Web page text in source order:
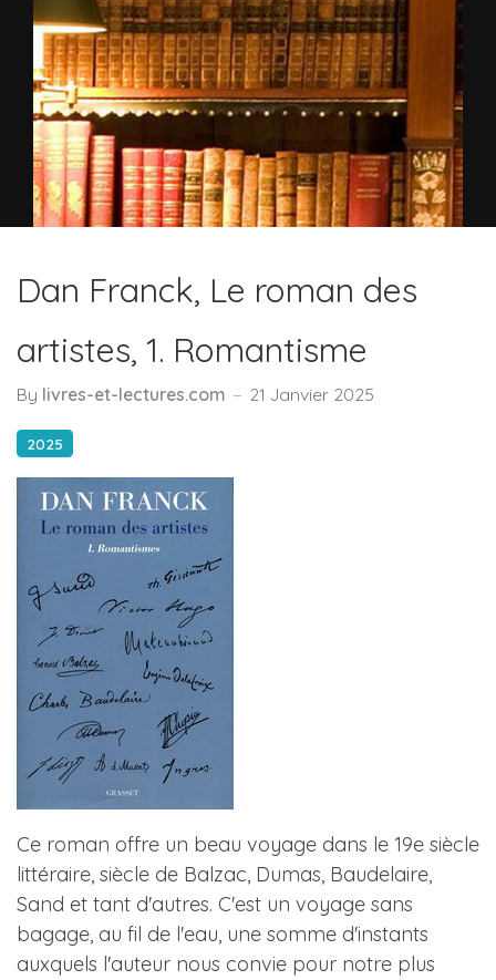
Dan Franck, Le roman des
artistes, 1. Romantisme
By livres-et-lectures.com 21 Janvier 2025
2025
Ce roman offre un beau voyage dans le 19e siècle
littéraire, siècle de Balzac, Dumas, Baudelaire,
Sand et tant d'autres. C'est un voyage sans
bagage, au fil de l'eau, une somme d'instants
auxquels l'auteur nous convie pour notre plus